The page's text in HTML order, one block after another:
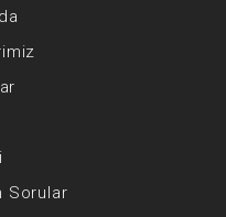
Sorular